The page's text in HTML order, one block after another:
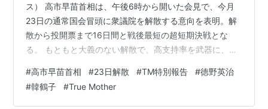
ス） 高市早苗首相は、午後6時から開いた会見で、今月
23日の通常国会冒頭に衆議院を解散する意向を表明。解
散から投開票まで16日間と戦後最短の超短期決戦とな
る。 もともと大義のない解散で、高支持率を武器に、有
維新と右翼路線を突っ走るつもりなのだろう。 高市内閣
は、株価を上げ円を下げる、つまり富める者をさらに富
ませ、株価の恩恵など受けない庶民を物価高で苦しめて
#高市早苗首相 #23日解散 #TM特別報告 #徳野英治
#韓鶴子 #True Mother